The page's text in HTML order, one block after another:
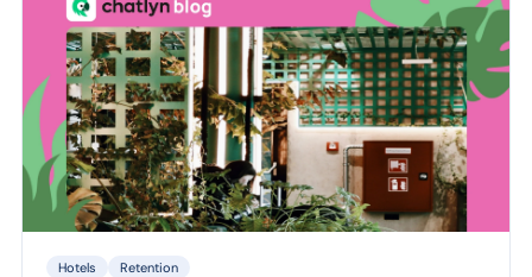
Hotels Retention